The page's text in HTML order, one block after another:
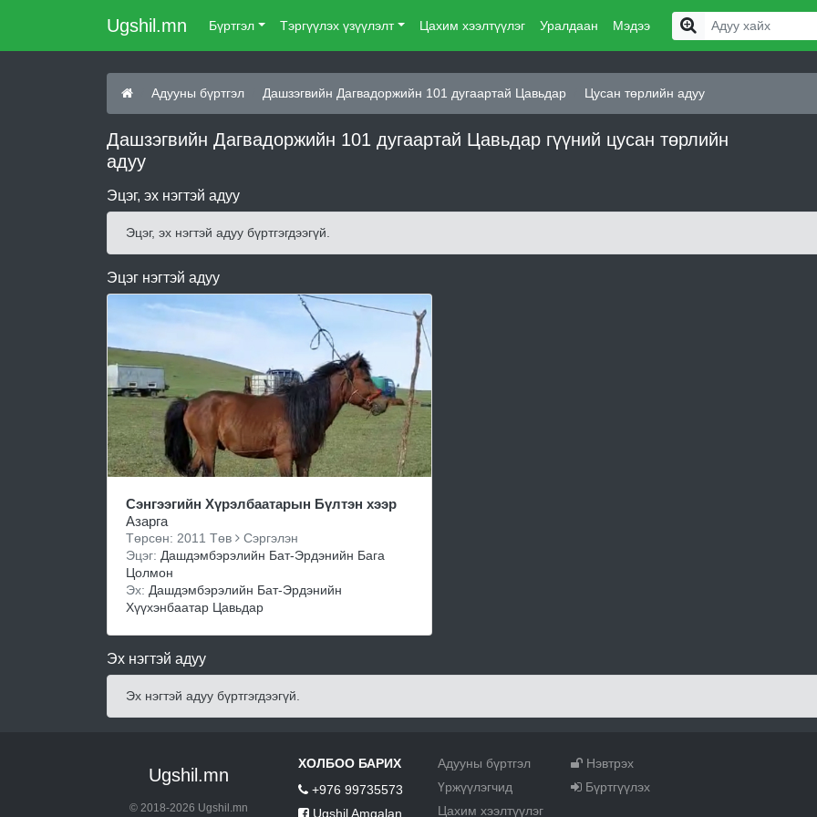
Ugshil.mn Бүртгэл Тэргүүлэх үзүүлэлт Цахим хээлтүүлэг Уралдаан Мэдээ
Адууны бүртгэл Дашзэгвийн Дагвадоржийн 101 дугаартай Цавьдар Цусан төрлийн адуу
Дашзэгвийн Дагвадоржийн 101 дугаартай Цавьдар гүүний цусан төрлийн
адуу
Эцэг, эх нэгтэй адуу
Эцэг, эх нэгтэй адуу бүртгэгдээгүй.
Эцэг нэгтэй адуу
Сэнгээгийн Хүрэлбаатарын Бүлтэн хээр
Азарга
Төрсөн: 2011 Төв
Сэргэлэн
Эцэг: Дашдэмбэрэлийн Бат-Эрдэнийн Бага
Цолмон
Эх: Дашдэмбэрэлийн Бат-Эрдэнийн
Хүүхэнбаатар Цавьдар
Эх нэгтэй адуу
Эх нэгтэй адуу бүртгэгдээгүй.
Ugshil.mn
© 2018-2026 Ugshil.mn
ХОЛБОО БАРИХ
+976 99735573
Ugshil Amgalan
Адууны бүртгэл
Үржүүлэгчид
Цахим хээлтүүлэг
Нэвтрэх
Бүртгүүлэх